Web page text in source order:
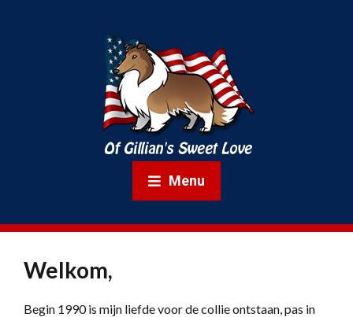
Menu
Welkom,
Begin 1990 is mijn liefde voor de collie ontstaan, pas in